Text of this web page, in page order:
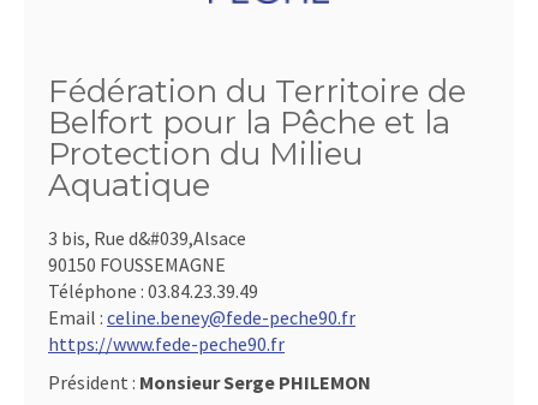
Fédération du Territoire de
Belfort pour la Pêche et la
Protection du Milieu
Aquatique
3 bis, Rue d&#039,Alsace
90150 FOUSSEMAGNE
Téléphone : 03.84.23.39.49
Email : celine.beney@fede-peche90.fr
https://www.fede-peche90.fr
Président : Monsieur Serge PHILEMON